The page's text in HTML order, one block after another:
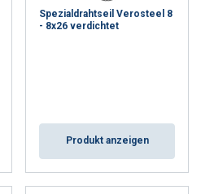
Spezialdrahtseil Verosteel 8
- 8x26 verdichtet
Produkt anzeigen